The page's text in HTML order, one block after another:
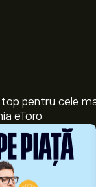
pentru cele
eToro